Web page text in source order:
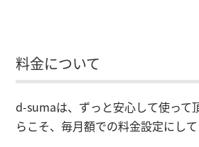
料金について
d-sumaは、ずっと安心して使って
らこそ、毎月額での料金設定にして